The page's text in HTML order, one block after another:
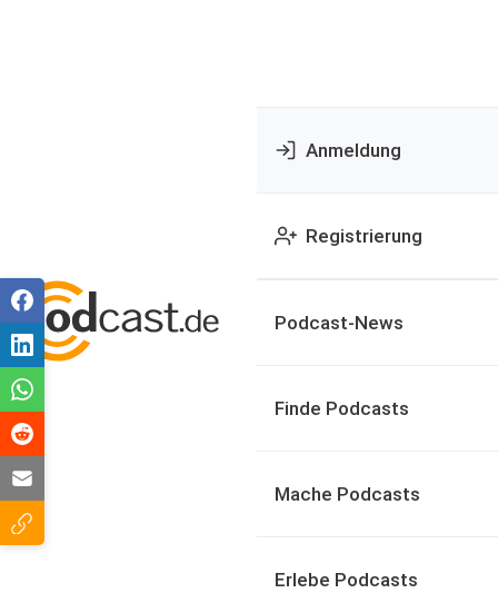
Anmeldung
Registrierung
Podcast-News
Finde Podcasts
Mache Podcasts
Erlebe Podcasts